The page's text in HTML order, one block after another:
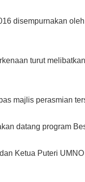
disempurnakan
turut
majlis perasmian
datang program
Ketua Puteri